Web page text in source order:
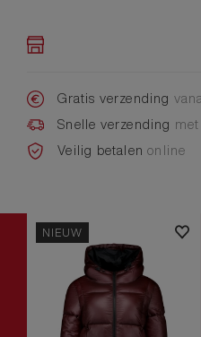
Gratis verzending
Snelle verzending
Veilig betalenonline
NIEUW